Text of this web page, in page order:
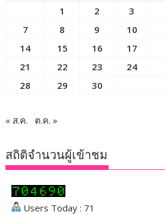
1
2 3
7
8 9 10
14
15 16 17
21
22 23 24
28
29 30
« ส.ค. ต.ค. »
สถิติจำนวนผู้เข้าชม
Users Today : 71